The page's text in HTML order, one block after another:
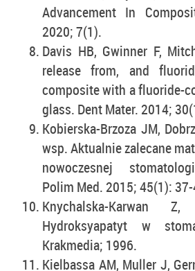
Advancement In
2020; 7(1).
Davis HB, Gwinner F,
release from, and
composite with a fluoride-
glass. Dent Mater. 2014;
Kobierska-Brzoza JM,
wsp. Aktualnie zalecane
nowoczesnej
Polim Med. 2015; 45(1):
Knychalska-Karwan
Hydroksyapatyt w
Krakmedia; 1996.
Kielbassa AM, Muller J,